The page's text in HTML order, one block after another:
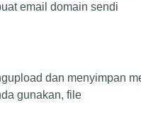
email domain sendi
dan menyimpan
gunakan, file